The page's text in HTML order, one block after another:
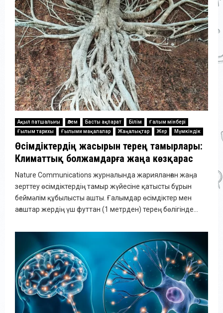
Ақыл патшалығы Әлем Басты ақпарат Білім
Ғалым мінбері
Ғылым тарихы
Ғылыми мақалалар Жаңалықтар Жер Мүмкіндік
Өсімдіктердің жасырын терең тамырлары:
Климаттық болжамдарға жаңа көзқарас
Nature Communications журналында жарияланған жаңа
зерттеу өсімдіктердің тамыр жүйесіне қатысты бұрын
беймәлім құбылысты ашты. Ғалымдар өсімдіктер мен
ағаштар жердің үш футтан (1 метрден) терең бөлігінде...